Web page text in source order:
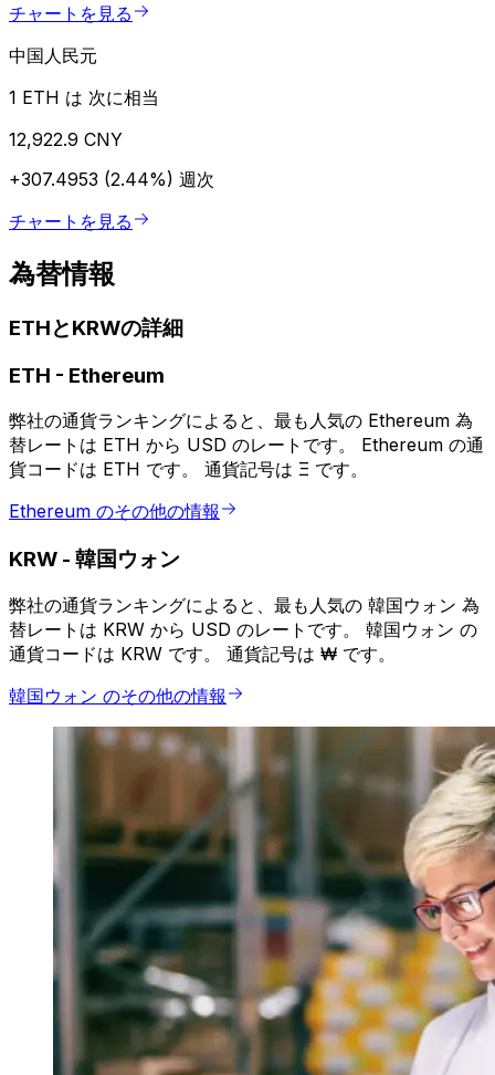
チャートを見る
中国人民元
1 ETH は 次に相当
12,922.9 CNY
+307.4953 (2.44%) 週次
チャートを見る
為替情報
ETHとKRWの詳細
ETH - Ethereum
弊社の通貨ランキングによると、最も人気の Ethereum 為
替レートは ETH から USD のレートです。 Ethereum の通
貨コードは ETH です。 通貨記号は Ξ です。
Ethereum のその他の情報
KRW - 韓国ウォン
弊社の通貨ランキングによると、最も人気の 韓国ウォン 為
替レートは KRW から USD のレートです。 韓国ウォン の
通貨コードは KRW です。 通貨記号は ₩ です。
韓国ウォン のその他の情報